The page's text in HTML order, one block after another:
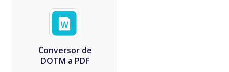
Conversor de
DOTM a PDF